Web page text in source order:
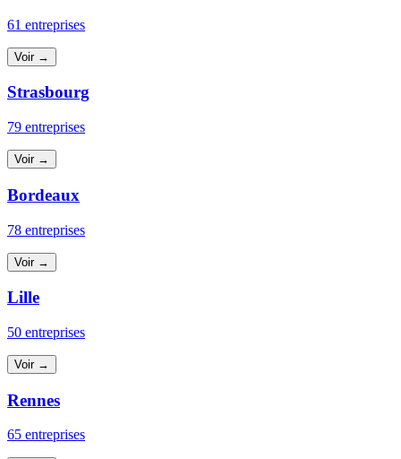
61 entreprises
Voir →
Strasbourg
79 entreprises
Voir →
Bordeaux
78 entreprises
Voir →
Lille
50 entreprises
Voir →
Rennes
65 entreprises